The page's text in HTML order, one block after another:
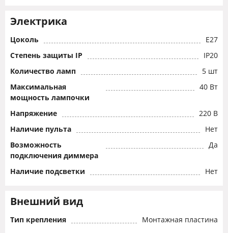
Электрика
Цоколь
E27
Степень защиты IP
IP20
Количество ламп
5 шт
Максимальная
мощность лампочки
40 Вт
Напряжение
220 В
Наличие пульта
Нет
Возможность
подключения диммера
Да
Наличие подсветки Нет
Внешний вид
Тип крепления
Монтажная пластина